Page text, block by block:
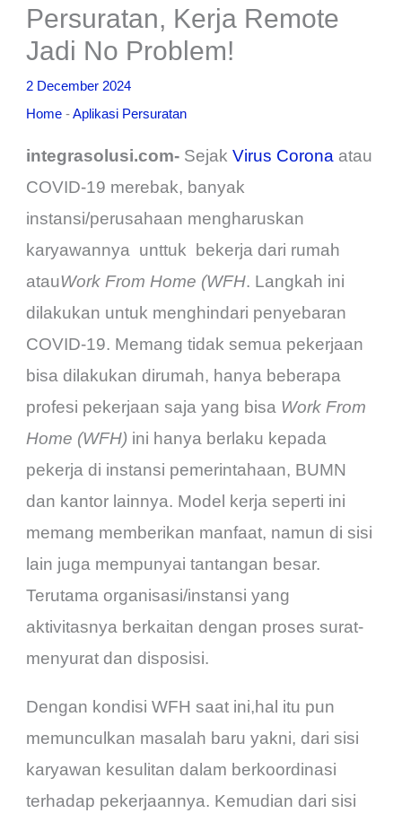
Persuratan, Kerja Remote
Jadi No Problem!
2 December 2024
Home -Aplikasi Persuratan
integrasolusi.com- SejakVirus Corona atau
COVID-19 merebak, banyak
instansi/perusahaan mengharuskan
karyawannya unttuk bekerja dari rumah
atauWork From Home (WFH. Langkah ini
dilakukan untuk menghindari penyebaran
COVID-19. Memang tidak semua pekerjaan
bisa dilakukan dirumah, hanya beberapa
profesi pekerjaan saja yang bisa Work From
Home (WFH) ini hanya berlaku kepada
pekerja di instansi pemerintahaan, BUMN
dan kantor lainnya. Model kerja seperti ini
memang memberikan manfaat, namun di sisi
lain juga mempunyai tantangan besar.
Terutama organisasi/instansi yang
aktivitasnya berkaitan dengan proses surat-
menyurat dan disposisi.
Dengan kondisi WFH saat ini,hal itu pun
memunculkan masalah baru yakni, dari sisi
karyawan kesulitan dalam berkoordinasi
terhadap pekerjaannya. Kemudian dari sisi